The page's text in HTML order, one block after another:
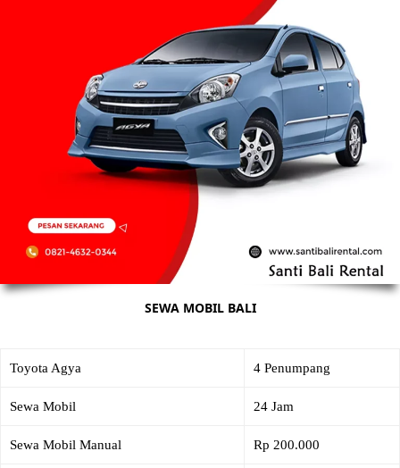
SEWA MOBIL BALI
Toyota Agya 4 Penumpang
Sewa Mobil 24 Jam
Sewa Mobil Manual Rp 200.000